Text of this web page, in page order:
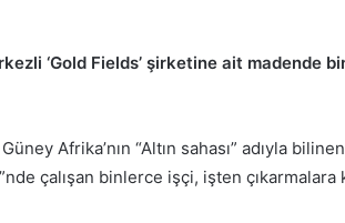
‘Gold Fields’ şirketine ait madende
Afrika’nın “Altın sahası” adıyla
çalışan binlerce işçi, işten